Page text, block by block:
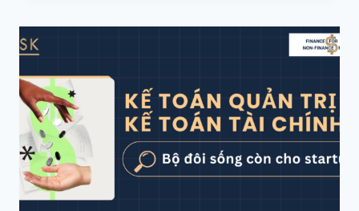
VÀ
HIỂU
CẤU
TRÚC
TÀI
SẢN
NHƯ
HIỂU
XƯƠNG